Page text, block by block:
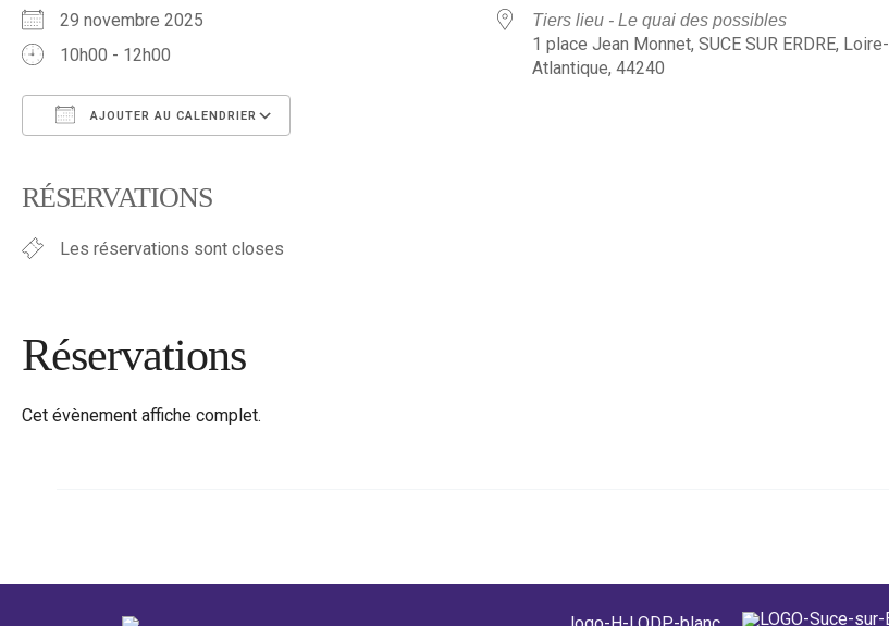
29 novembre 2025
10h00 - 12h00
AJOUTER AU CALENDRIER
RÉSERVATIONS
Les réservations sont closes
Tiers lieu - Le quai des possibles
1 place Jean Monnet, SUCE SUR ERDRE, Loire-
Atlantique, 44240
Réservations
Cet évènement affiche complet.